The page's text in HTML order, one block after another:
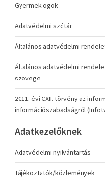
Gyermekjogok
Adatvédelmi szótár
Általános adatvédelmi
Általános adatvédelmi
szövege
2011. évi CXII. törvény az
információszabadságról
Adatkezelőknek
Adatvédelmi nyilvántartás
Tájékoztatók/közlemények